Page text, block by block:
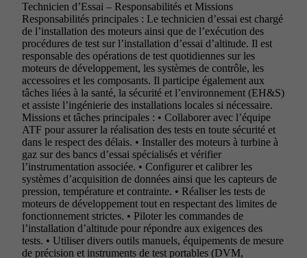
Technicien d’Essai – Responsabilités et Missions
Responsabilités principales : Le technicien d’essai est chargé
de l’installation des moteurs ainsi que de l’exécution des
procédures de test sur l’installation d’essai d’altitude. Il est
responsable des opérations de test quotidiennes sur les
moteurs de développement, les systèmes de contrôle, les
accessoires et les composants. Il participe également aux
tâches liées à la santé, la sécurité et l’environnement (EH&S)
et assiste l’ingénierie des installations locales si nécessaire.
Missions et tâches principales : • Collaborer avec l’équipe
ATF pour assurer la réalisation des tests en toute sécurité et
dans le respect des délais. • Installer des moteurs à turbine à
gaz sur des bancs d’essai spécialisés et vérifier
l’instrumentation associée. • Configurer et calibrer les
systèmes d’acquisition de données ainsi que les capteurs de
pression, température et contrainte. • Réaliser les tests de
moteurs de développement tout en respectant des limites de
fonctionnement strictes. • Piloter les commandes de
l’installation d’altitude pour répondre aux exigences des
tests. • Utiliser divers outils manuels, équipements de mesure
de précision et instruments de test portables (DVM,